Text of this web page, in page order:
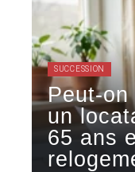
SUCCESSION
Peut-
un
65 ans